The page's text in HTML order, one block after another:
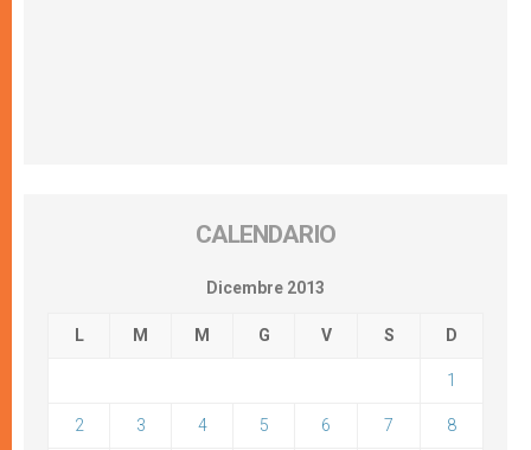
CALENDARIO
Dicembre 2013
L M M G V S D
1
2 3 4 5 6 7 8